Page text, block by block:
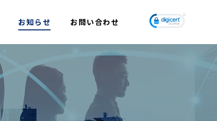
お知らせ お問い合わせ